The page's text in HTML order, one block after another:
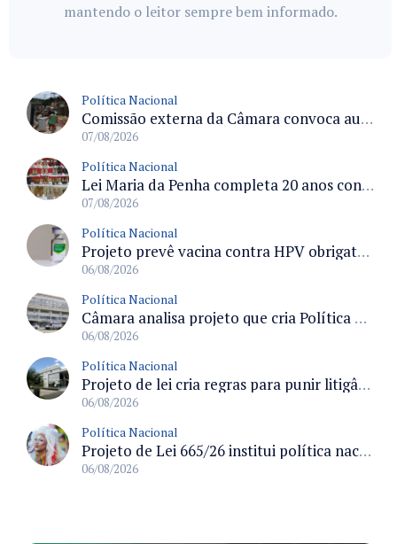
mantendo o leitor sempre bem informado.
Política Nacional
Comissão externa da Câmara convoca audiência pública sobre chuvas na Zona da Mata de Minas Gerais e impactos em Juiz de Fora
07/08/2026
Política Nacional
Lei Maria da Penha completa 20 anos consolidada como norma de proteção e medidas protetivas no Brasil
07/08/2026
Política Nacional
Projeto prevê vacina contra HPV obrigatória e testes moleculares para rastreamento do câncer do colo do útero
06/08/2026
Política Nacional
Câmara analisa projeto que cria Política Nacional de Qualificação e Valorização da Preceptoria na Residência Médica
06/08/2026
Política Nacional
Projeto de lei cria regras para punir litigância abusiva reversa e integrar sistemas do Judiciário
06/08/2026
Política Nacional
Projeto de Lei 665/26 institui política nacional para prevenção ao transfeminicídio e prevê medidas de proteção e reparação
06/08/2026